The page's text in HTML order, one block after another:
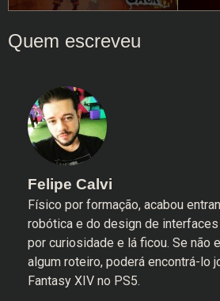
Felipe Calvi
Físico por formação, acabou
robótica e do design de
por curiosidade e lá ficou. Se não
algum roteiro, poderá encontrá-lo
Fantasy XIV no PS5.